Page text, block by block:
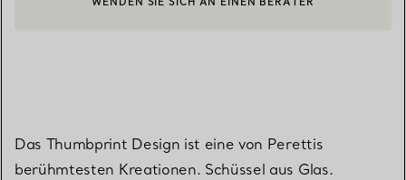
EINEN KUNDENBERATER KONTAKTIEREN ODER EINEN
Das Thumbprint Design ist eine von Perettis
berühmtesten Kreationen. Schüssel aus Glas.